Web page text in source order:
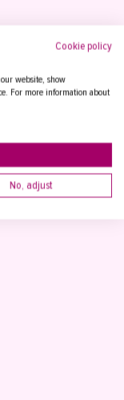
Cookie policy
website, show
For more information about
No, adjust